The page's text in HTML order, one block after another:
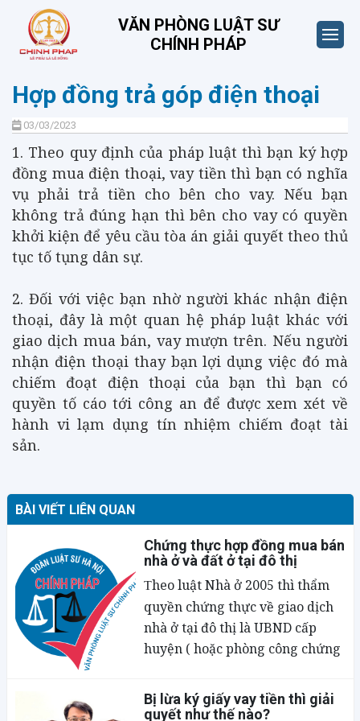
VĂN PHÒNG LUẬT SƯ
CHÍNH PHÁP
Hợp đồng trả góp điện thoại
03/03/2023
1. Theo quy định của pháp luật thì bạn ký hợp
đồng mua điện thoại, vay tiền thì bạn có nghĩa
vụ phải trả tiền cho bên cho vay. Nếu bạn
không trả đúng hạn thì bên cho vay có quyền
khởi kiện để yêu cầu tòa án giải quyết theo thủ
tục tố tụng dân sự.
2. Đối với việc bạn nhờ người khác nhận điện
thoại, đây là một quan hệ pháp luật khác với
giao dịch mua bán, vay mượn trên. Nếu người
nhận điện thoại thay bạn lợi dụng việc đó mà
chiếm đoạt điện thoại của bạn thì bạn có
quyền tố cáo tới công an để được xem xét về
hành vi lạm dụng tín nhiệm chiếm đoạt tài
sản.
BÀI VIẾT LIÊN QUAN
Chứng thực hợp đồng mua bán
nhà ở và đất ở tại đô thị
Theo luật Nhà ở 2005 thì thẩm
quyền chứng thực về giao dịch
nhà ở tại đô thị là UBND cấp
huyện ( hoặc phòng công chứng
phần đất ở có nhà ở thì UBND
huyện chứng thực hợp đồng
Bị lừa ký giấy vay tiền thì giải
quyết như thế nào?